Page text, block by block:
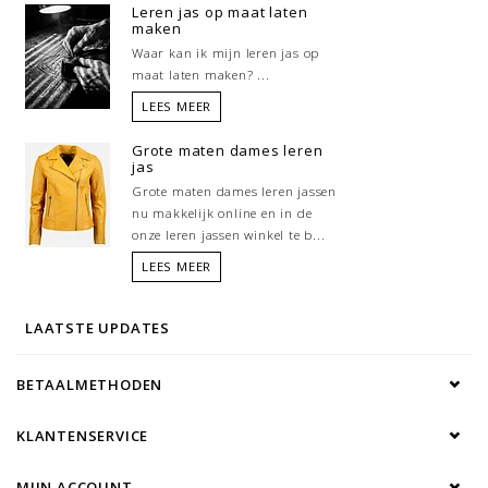
•Lengte: lang
•Pasvorm: Normaal
•Sluiting: Rits, knop
•Voering: 100% polyester , imitatiebont
•Zakken: Insteekzakken
Leren jas op maat laten
maken
Waar kan ik mijn leren jas op
maat laten maken? ...
LEES MEER
Grote maten dames leren
jas
Grote maten dames leren jassen
nu makkelijk online en in de
onze leren jassen winkel te b...
LEES MEER
LAATSTE UPDATES
BETAALMETHODEN
KLANTENSERVICE